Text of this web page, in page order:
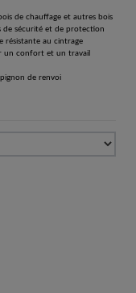
de chauffage et autres bois
de sécurité et de protection
résistante au cintrage
un confort et un travail
de renvoi